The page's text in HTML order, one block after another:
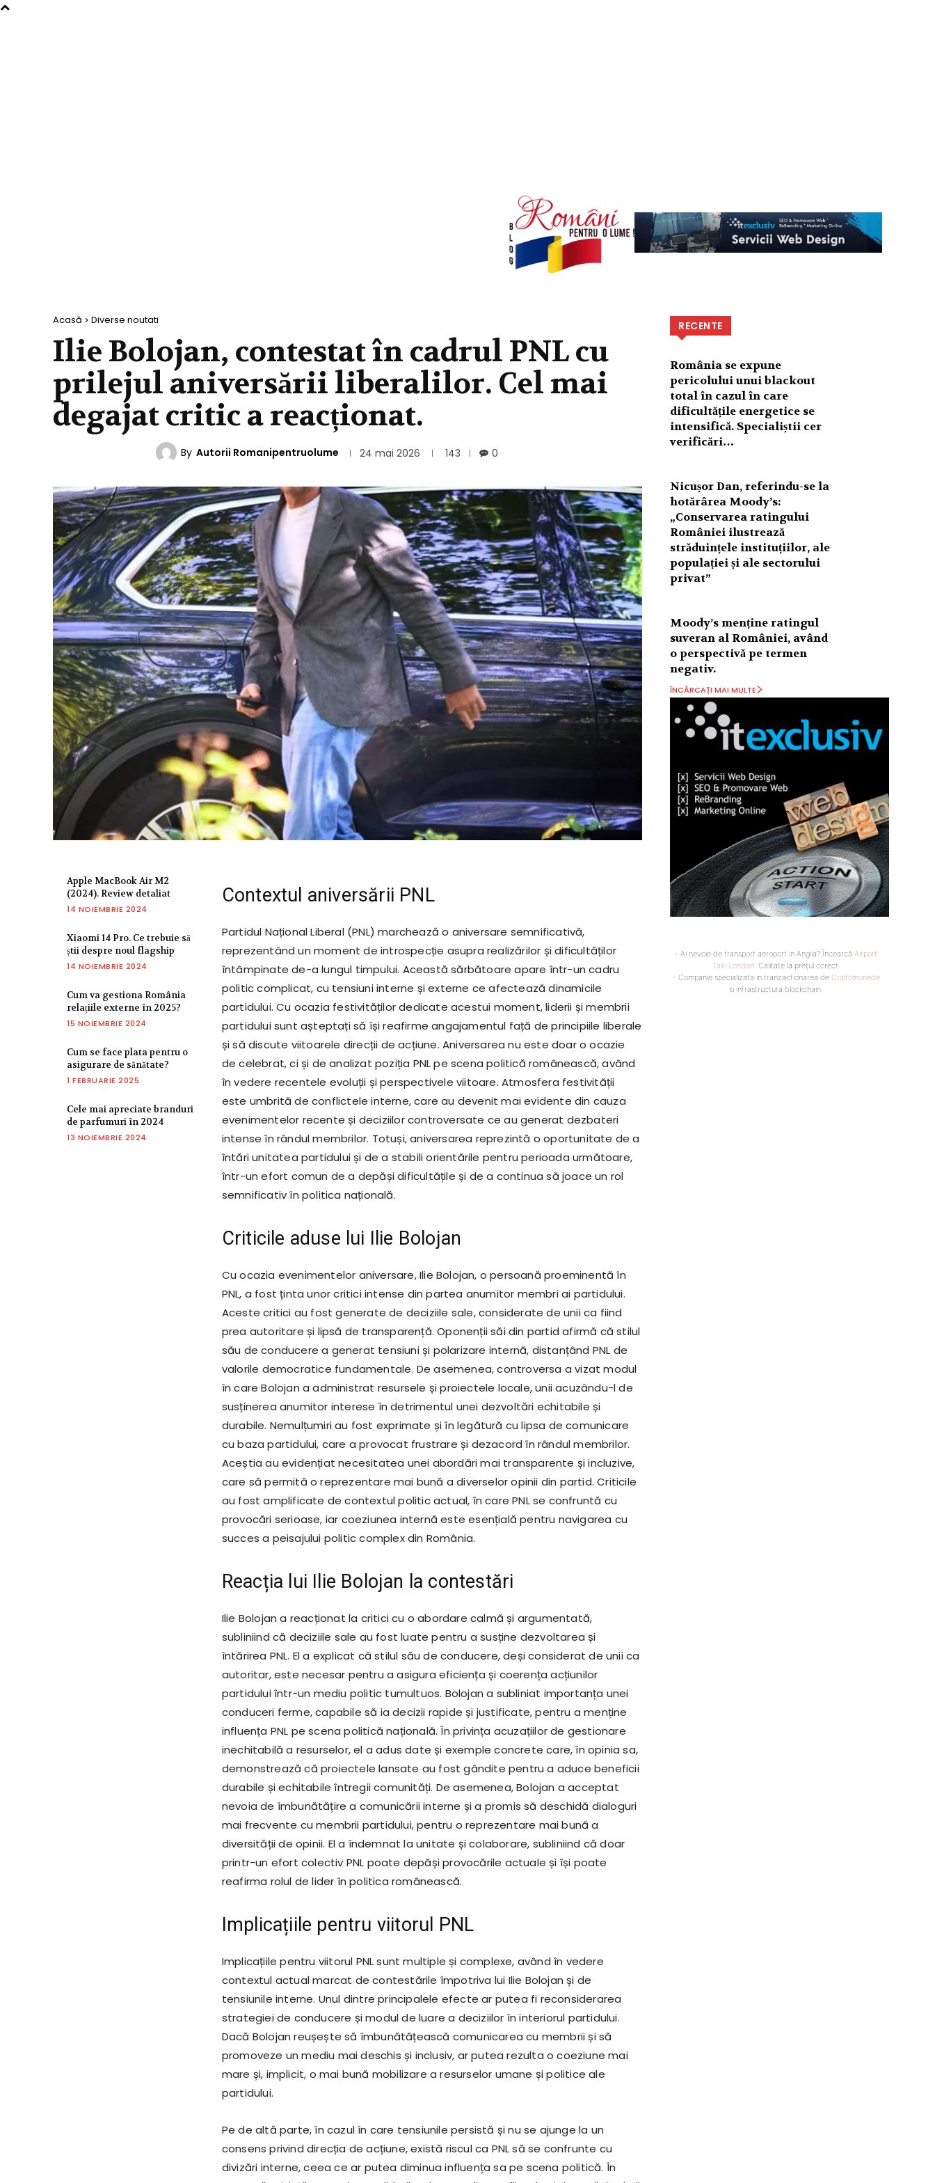
Acasă Diverse noutati
Ilie Bolojan, contestat în cadrul PNL cu
prilejul aniversării liberalilor. Cel mai
degajat critic a reacționat.
By Autorii Romanipentruolume 24 mai 2026 143 0
Apple MacBook Air M2
(2024). Review detaliat
14 NOIEMBRIE 2024
Xiaomi 14 Pro. Ce trebuie să
știi despre noul flagship
14 NOIEMBRIE 2024
Cum va gestiona România
relațiile externe în 2025?
15 NOIEMBRIE 2024
Cum se face plata pentru o
asigurare de sănătate?
1 FEBRUARIE 2025
Cele mai apreciate branduri
de parfumuri în 2024
13 NOIEMBRIE 2024
Contextul aniversării PNL
Partidul Național Liberal (PNL) marchează o aniversare semnificativă,
reprezentând un moment de introspecție asupra realizărilor și dificultăților
întâmpinate de-a lungul timpului. Această sărbătoare apare într-un cadru
politic complicat, cu tensiuni interne și externe ce afectează dinamicile
partidului. Cu ocazia festivităților dedicate acestui moment, liderii și membrii
partidului sunt așteptați să își reafirme angajamentul față de principiile liberale
și să discute viitoarele direcții de acțiune. Aniversarea nu este doar o ocazie
de celebrat, ci și de analizat poziția PNL pe scena politică românească, având
în vedere recentele evoluții și perspectivele viitoare. Atmosfera festivității
este umbrită de conflictele interne, care au devenit mai evidente din cauza
evenimentelor recente și deciziilor controversate ce au generat dezbateri
intense în rândul membrilor. Totuși, aniversarea reprezintă o oportunitate de a
întări unitatea partidului și de a stabili orientările pentru perioada următoare,
într-un efort comun de a depăși dificultățile și de a continua să joace un rol
semnificativ în politica națională.
Criticile aduse lui Ilie Bolojan
Cu ocazia evenimentelor aniversare, Ilie Bolojan, o persoană proeminentă în
PNL, a fost ținta unor critici intense din partea anumitor membri ai partidului.
Aceste critici au fost generate de deciziile sale, considerate de unii ca fiind
prea autoritare și lipsă de transparență. Oponenții săi din partid afirmă că stilul
său de conducere a generat tensiuni și polarizare internă, distanțând PNL de
valorile democratice fundamentale. De asemenea, controversa a vizat modul
în care Bolojan a administrat resursele și proiectele locale, unii acuzându-l de
susținerea anumitor interese în detrimentul unei dezvoltări echitabile și
durabile. Nemulțumiri au fost exprimate și în legătură cu lipsa de comunicare
cu baza partidului, care a provocat frustrare și dezacord în rândul membrilor.
Aceștia au evidențiat necesitatea unei abordări mai transparente și incluzive,
care să permită o reprezentare mai bună a diverselor opinii din partid. Criticile
au fost amplificate de contextul politic actual, în care PNL se confruntă cu
provocări serioase, iar coeziunea internă este esențială pentru navigarea cu
succes a peisajului politic complex din România.
Reacția lui Ilie Bolojan la contestări
Ilie Bolojan a reacționat la critici cu o abordare calmă și argumentată,
subliniind că deciziile sale au fost luate pentru a susține dezvoltarea și
întărirea PNL. El a explicat că stilul său de conducere, deși considerat de unii ca
autoritar, este necesar pentru a asigura eficiența și coerența acțiunilor
partidului într-un mediu politic tumultuos. Bolojan a subliniat importanța unei
conduceri ferme, capabile să ia decizii rapide și justificate, pentru a menține
influența PNL pe scena politică națională. În privința acuzațiilor de gestionare
inechitabilă a resurselor, el a adus date și exemple concrete care, în opinia sa,
demonstrează că proiectele lansate au fost gândite pentru a aduce beneficii
durabile și echitabile întregii comunități. De asemenea, Bolojan a acceptat
nevoia de îmbunătățire a comunicării interne și a promis să deschidă dialoguri
mai frecvente cu membrii partidului, pentru o reprezentare mai bună a
diversității de opinii. El a îndemnat la unitate și colaborare, subliniind că doar
printr-un efort colectiv PNL poate depăși provocările actuale și își poate
reafirma rolul de lider în politica românească.
Implicațiile pentru viitorul PNL
Implicațiile pentru viitorul PNL sunt multiple și complexe, având în vedere
contextul actual marcat de contestările împotriva lui Ilie Bolojan și de
tensiunile interne. Unul dintre principalele efecte ar putea fi reconsiderarea
strategiei de conducere și modul de luare a deciziilor în interiorul partidului.
Dacă Bolojan reușește să îmbunătățească comunicarea cu membrii și să
promoveze un mediu mai deschis și inclusiv, ar putea rezulta o coeziune mai
mare și, implicit, o mai bună mobilizare a resurselor umane și politice ale
partidului.
Pe de altă parte, în cazul în care tensiunile persistă și nu se ajunge la un
consens privind direcția de acțiune, există riscul ca PNL să se confrunte cu
divizări interne, ceea ce ar putea diminua influența sa pe scena politică. În
RECENTE
România se expune
pericolului unui blackout
total în cazul în care
dificultățile energetice se
intensifică. Specialiștii cer
verificări…
Nicușor Dan, referindu-se la
hotărârea Moody’s:
„Conservarea ratingului
României ilustrează
străduințele instituțiilor, ale
populației și ale sectorului
privat”
Moody’s menține ratingul
suveran al României, având
o perspectivă pe termen
negativ.
ÎNCĂRCAȚI MAI MULTE
- Ai nevoie de transport aeroport in Anglia? Încearcă Airport
Taxi London. Calitate la prețul corect.
- Companie specializata in tranzactionarea de Criptomonede
si infrastructura blockchain.